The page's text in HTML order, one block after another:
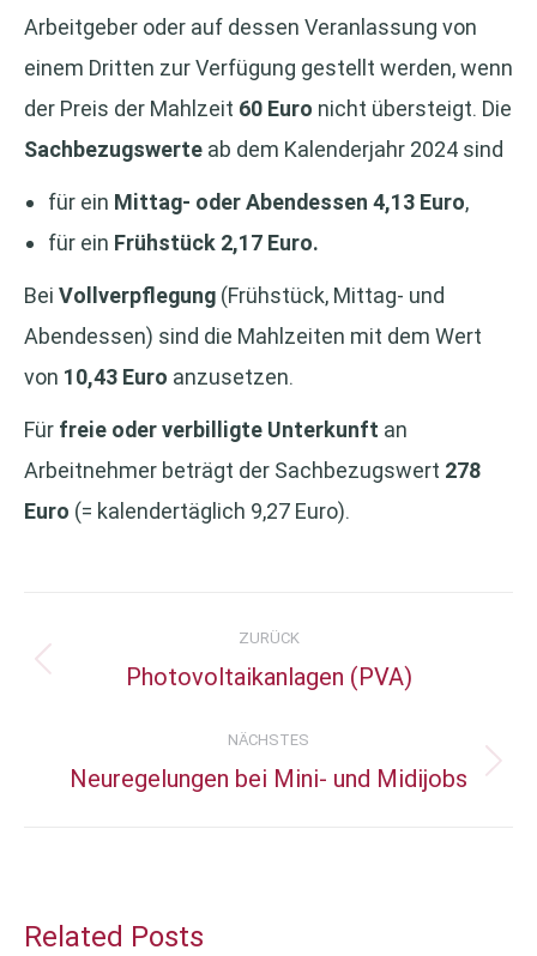
Arbeitgeber oder auf dessen Veranlassung von
einem Dritten zur Verfügung gestellt werden, wenn
der Preis der Mahlzeit 60 Euro nicht übersteigt. Die
Sachbezugswerte ab dem Kalenderjahr 2024 sind
für ein Mittag- oder Abendessen 4,13 Euro,
für ein Frühstück 2,17 Euro.
Bei Vollverpflegung (Frühstück, Mittag- und
Abendessen) sind die Mahlzeiten mit dem Wert
von 10,43 Euro anzusetzen.
Für freie oder verbilligte Unterkunft an
Arbeitnehmer beträgt der Sachbezugswert 278
Euro (= kalendertäglich 9,27 Euro).
Kommentarnavigation
ZURÜCK
Vorheriger
Photovoltaikanlagen (PVA)
NÄCHSTES
Nächster
Neuregelungen bei Mini- und Midijobs
Related Posts